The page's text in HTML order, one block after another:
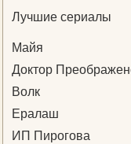
Лучшие сериалы
Майя
Доктор
Волк
Ералаш
ИП Пирогова